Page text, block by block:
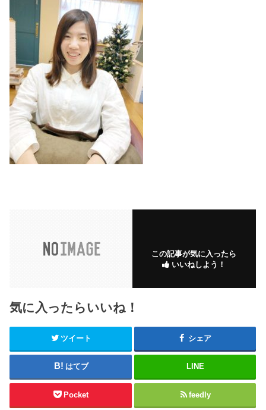
この記事が気に入ったら
いいねしよう！
気に入ったらいいね！
ツイート シェア
はてブ LINE
Pocket feedly